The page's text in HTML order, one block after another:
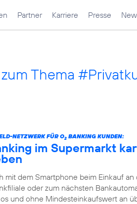
Partner Karriere Presse
Thema
NETZWERK FÜR O 2 BANKING KUNDEN:
im Supermarkt
mit dem Smartphone beim Einkauf
oder zum nächsten
und ohne Mindesteinkaufswert an